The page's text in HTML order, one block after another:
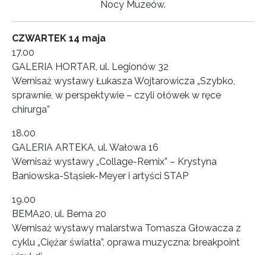
Nocy Muzeów.
CZWARTEK 14 maja
17.00
GALERIA HORTAR, ul. Legionów 32
Wernisaż wystawy Łukasza Wojtarowicza „Szybko,
sprawnie, w perspektywie – czyli ołówek w ręce
chirurga”
18.00
GALERIA ARTEKA, ul. Wałowa 16
Wernisaż wystawy „Collage-Remix” – Krystyna
Baniowska-Stąsiek-Meyer i artyści STAP
19.00
BEMA20, ul. Bema 20
Wernisaż wystawy malarstwa Tomasza Głowacza z
cyklu „Ciężar światła”, oprawa muzyczna: breakpoint